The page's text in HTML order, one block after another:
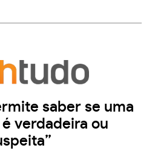
saber se uma
é verdadeira ou